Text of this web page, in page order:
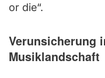
or die“.
Verunsicherung
Musiklandschaft